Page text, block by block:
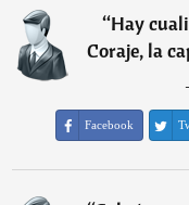
“Hay
Coraje, la
Facebook